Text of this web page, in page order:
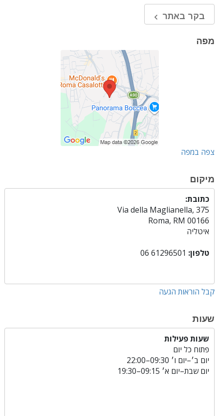
בקר באתר
מפה
צפה במפה
מיקום
כתובת:
Via della Maglianella, 375
Roma, RM 00166
איטליה
טלפון: 06 61296501
קבל הוראות הגעה
שעות
שעות פעילות
פתוח כל יום
יום ב׳–יום ו׳ 09:30–22:00
יום שבת–יום א׳ 09:15–19:30